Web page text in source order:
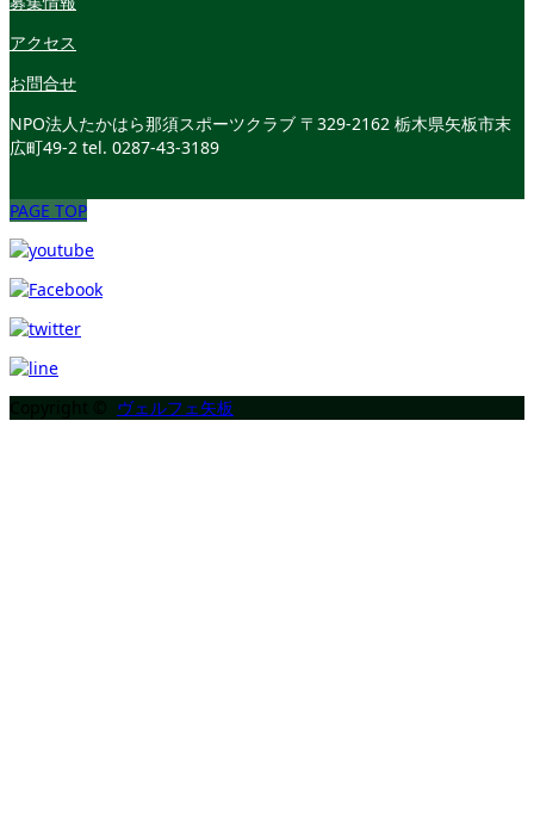
アクセス
お問合せ
NPO法人たかはら那須スポーツクラブ 〒329-2162 栃木県矢板市末
広町49-2 tel. 0287-43-3189
PAGE TOP
ヴェルフェ矢板